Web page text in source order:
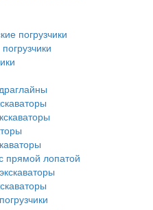
погрузчики
прямой лопатой